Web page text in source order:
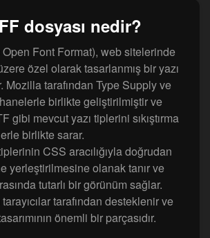
dosyası nedir?
Font Format), web sitelerinde
özel olarak tasarlanmış bir yazı
Mozilla tarafından Type Supply ve
birlikte geliştirilmiştir ve
gibi mevcut yazı tiplerini sıkıştırma
birlikte sarar.
CSS aracılığıyla doğrudan
yerleştirilmesine olanak tanır ve
tutarlı bir görünüm sağlar.
tarafından desteklenir ve
önemli bir parçasıdır.